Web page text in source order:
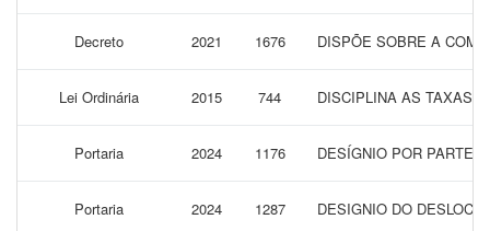
Decreto 2021 1676 DISPÕE SOBRE A
Lei Ordinária 2015 744 DISCIPLINA AS TAXAS
Portaria 2024 1176 DESÍGNIO POR PARTE
Portaria 2024 1287 DESIGNIO DO